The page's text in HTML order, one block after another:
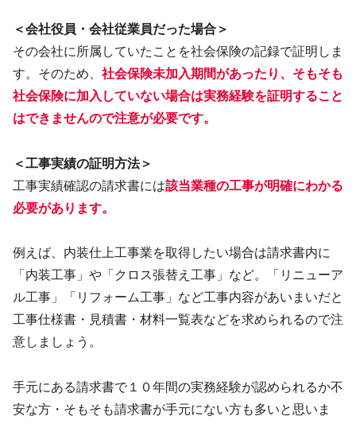
＜会社役員・会社従業員だった場合＞
その会社に所属していたことを社会保険の記録で証明しま
す。そのため、 社会保険未加入期間があったり、そもそも
社会保険に加入していない場合は実務経験を証明すること
はできませんので注意が必要です。
＜工事実績の証明方法＞
工事実績確認の請求書には該当業種の工事が明確にわかる
必要があります。
例えば、内装仕上工事業を取得したい場合は請求書内に
「内装工事」や「クロス張替え工事」など。「リニューア
ル工事」「リフォーム工事」など工事内容があいまいだと
工事仕様書・見積書・材料一覧表などを求められるので注
意しましょう。
手元にある請求書で１０年間の実務経験が認められるか不
安な方・そもそも請求書が手元にない方も多いと思いま